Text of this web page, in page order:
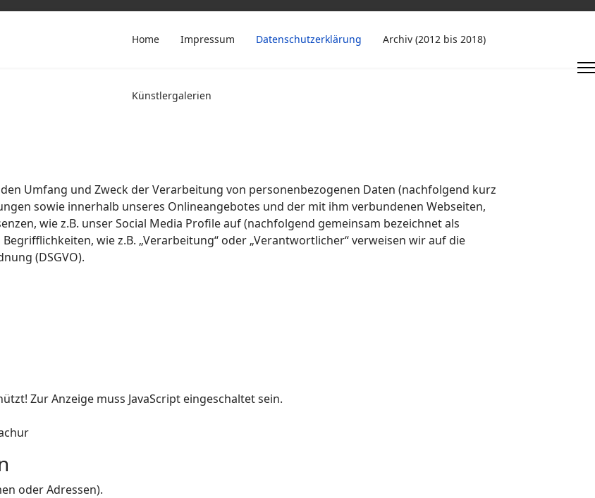
Home Impressum Datenschutzerklärung Archiv (2012 bis 2018)
Künstlergalerien
Umfang und Zweck der Verarbeitung von personenbezogenen Daten (nachfolgend kurz
sowie innerhalb unseres Onlineangebotes und der mit ihm verbundenen Webseiten,
wie z.B. unser Social Media Profile auf (nachfolgend gemeinsam bezeichnet als
wie z.B. „Verarbeitung“ oder „Verantwortlicher“ verweisen wir auf die
(DSGVO).
Zur Anzeige muss JavaScript eingeschaltet sein.
oder Adressen).